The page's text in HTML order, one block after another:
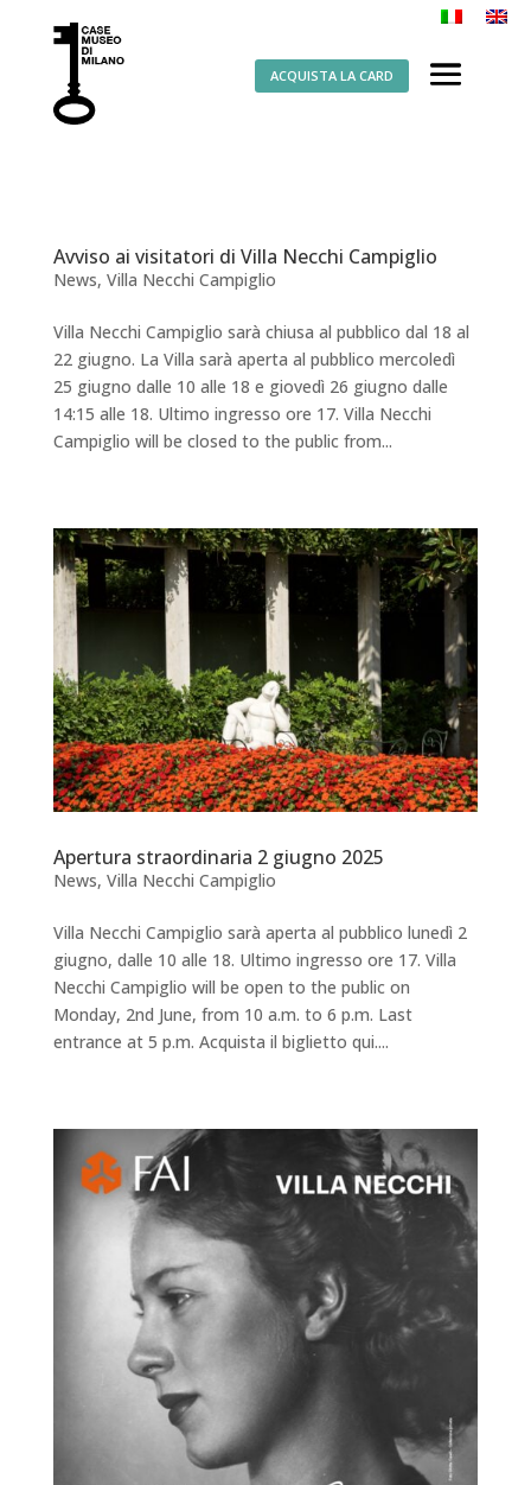
ACQUISTA LA CARD
Avviso ai visitatori di Villa Necchi Campiglio
News, Villa Necchi Campiglio
Villa Necchi Campiglio sarà chiusa al pubblico dal 18 al
22 giugno. La Villa sarà aperta al pubblico mercoledì
25 giugno dalle 10 alle 18 e giovedì 26 giugno dalle
14:15 alle 18. Ultimo ingresso ore 17. Villa Necchi
Campiglio will be closed to the public from...
Apertura straordinaria 2 giugno 2025
News, Villa Necchi Campiglio
Villa Necchi Campiglio sarà aperta al pubblico lunedì 2
giugno, dalle 10 alle 18. Ultimo ingresso ore 17. Villa
Necchi Campiglio will be open to the public on
Monday, 2nd June, from 10 a.m. to 6 p.m. Last
entrance at 5 p.m. Acquista il biglietto qui....